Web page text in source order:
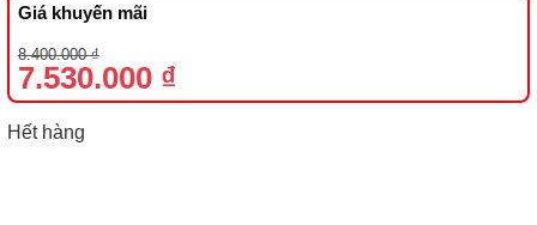
Giá khuyến mãi
8.400.000₫
Giá
gốc
là:
8.400.000 ₫.
7.530.000 ₫
Giá
hiện
tại
là:
7.530.000 ₫.
Hết hàng